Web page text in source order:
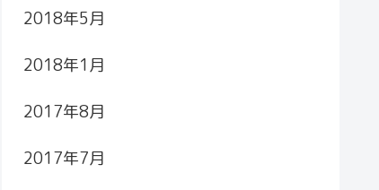
2018年5月
2018年1月
2017年8月
2017年7月